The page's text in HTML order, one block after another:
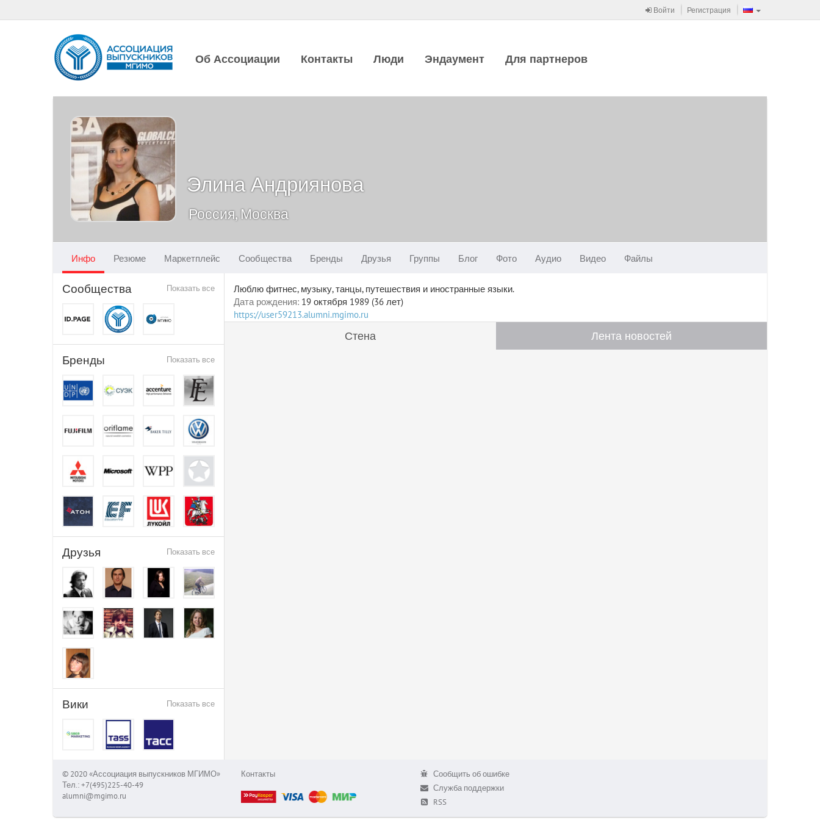
Войти Регистрация
Об Ассоциации Контакты Люди Эндаумент Для партнеров
Элина Андриянова
Россия, Москва
Инфо Резюме Маркетплейс Сообщества Бренды Друзья Группы Блог Фото Аудио Видео Файлы
Показать все
Сообщества
Показать все
Бренды
Показать все
Друзья
Показать все
Вики
Люблю фитнес, музыку, танцы, путешествия и иностранные языки.
Дата рождения: 19 октября 1989 (36 лет)
https://user59213.alumni.mgimo.ru
Стена Лента новостей
© 2020 «Ассоциация выпускников МГИМО»
Тел.: +7(495)225-40-49
alumni@mgimo.ru
Контакты
Сообщить об ошибке
Служба поддержки
RSS